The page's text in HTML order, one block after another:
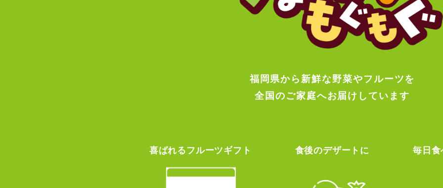
福岡県から新鮮な野菜やフルーツを
全国のご家庭へお届けしています
喜ばれる フルーツギフト 食後のデザートに 毎日食